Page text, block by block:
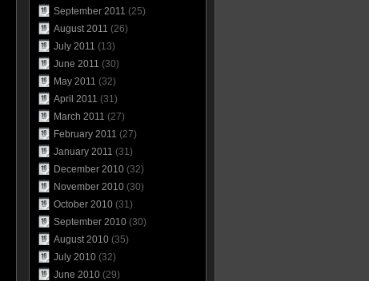
September 2011 (25)
August 2011 (26)
July 2011 (13)
June 2011 (30)
May 2011 (32)
April 2011 (31)
March 2011 (27)
February 2011 (27)
January 2011 (31)
December 2010(32)
November 2010(30)
October 2010(31)
September 2010(30)
August 2010(35)
July 2010(32)
June 2010(29)